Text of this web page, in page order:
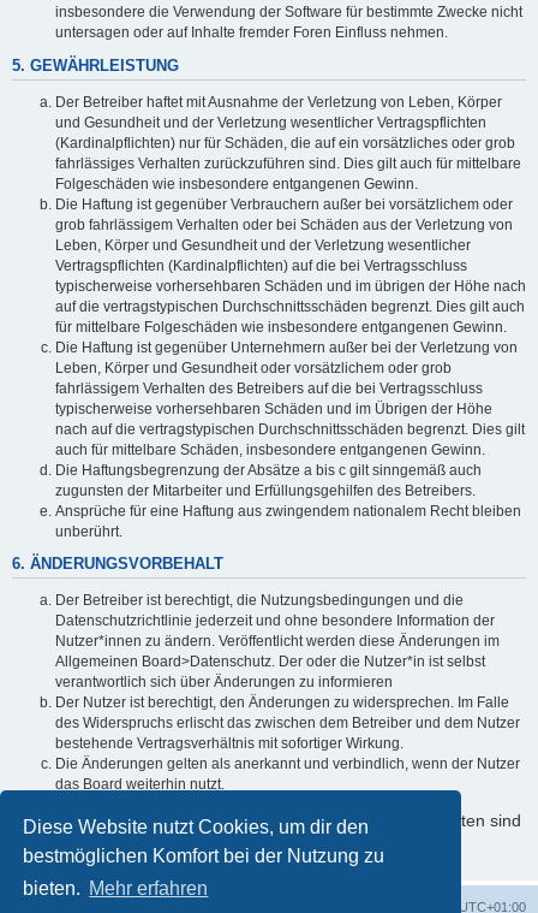
Diese Website nutzt Cookies, um dir den
bestmöglichen Komfort bei der Nutzung zu
bieten. Mehr erfahren
insbesondere die Verwendung der Software für bestimmte Zwecke nicht
untersagen oder auf Inhalte fremder Foren Einfluss nehmen.
5. GEWÄHRLEISTUNG
Der Betreiber haftet mit Ausnahme der Verletzung von Leben, Körper
und Gesundheit und der Verletzung wesentlicher Vertragspflichten
(Kardinalpflichten) nur für Schäden, die auf ein vorsätzliches oder grob
fahrlässiges Verhalten zurückzuführen sind. Dies gilt auch für mittelbare
Folgeschäden wie insbesondere entgangenen Gewinn.
Die Haftung ist gegenüber Verbrauchern außer bei vorsätzlichem oder
grob fahrlässigem Verhalten oder bei Schäden aus der Verletzung von
Leben, Körper und Gesundheit und der Verletzung wesentlicher
Vertragspflichten (Kardinalpflichten) auf die bei Vertragsschluss
typischerweise vorhersehbaren Schäden und im übrigen der Höhe nach
auf die vertragstypischen Durchschnittsschäden begrenzt. Dies gilt auch
für mittelbare Folgeschäden wie insbesondere entgangenen Gewinn.
Die Haftung ist gegenüber Unternehmern außer bei der Verletzung von
Leben, Körper und Gesundheit oder vorsätzlichem oder grob
fahrlässigem Verhalten des Betreibers auf die bei Vertragsschluss
typischerweise vorhersehbaren Schäden und im Übrigen der Höhe
nach auf die vertragstypischen Durchschnittsschäden begrenzt. Dies gilt
auch für mittelbare Schäden, insbesondere entgangenen Gewinn.
Die Haftungsbegrenzung der Absätze a bis c gilt sinngemäß auch
zugunsten der Mitarbeiter und Erfüllungsgehilfen des Betreibers.
Ansprüche für eine Haftung aus zwingendem nationalem Recht bleiben
unberührt.
6. ÄNDERUNGSVORBEHALT
Der Betreiber ist berechtigt, die Nutzungsbedingungen und die
Datenschutzrichtlinie jederzeit und ohne besondere Information der
Nutzer*innen zu ändern. Veröffentlicht werden diese Änderungen im
Allgemeinen Board>Datenschutz. Der oder die Nutzer*in ist selbst
verantwortlich sich über Änderungen zu informieren
Der Nutzer ist berechtigt, den Änderungen zu widersprechen. Im Falle
des Widerspruchs erlischt das zwischen dem Betreiber und dem Nutzer
bestehende Vertragsverhältnis mit sofortiger Wirkung.
Die Änderungen gelten als anerkannt und verbindlich, wenn der Nutzer
das Board weiterhin nutzt.
Informationen über den Umgang mit Ihren persönlichen Daten sind
in der Datenschutzrichtlinie enthalten.
UTC+01:00